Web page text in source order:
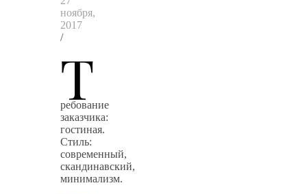
ноября,
2017
/
Т
ребование
заказчика:
гостиная.
Стиль:
современный,
скандинавский,
минимализм.